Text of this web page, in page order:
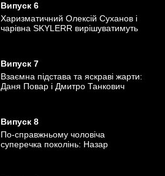
Випуск 6
Харизматичний Олексій Суханов і
чарівна SKYLERR вирішуватимуть
Випуск 7
Взаємна підстава та яскраві жарти:
Даня Повар і Дмитро Танкович
Випуск 8
По-справжньому чоловіча
суперечка поколінь: Назар